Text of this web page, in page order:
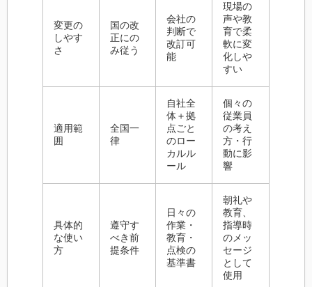
変更の
しやす
さ
国の改
正にの
み従う
会社の
判断で
改訂可
能
現場の
声や教
育で柔
軟に変
化しや
すい
適用範
囲
全国一
律
自社全
体＋拠
点ごと
のロー
カルル
ール
個々の
従業員
の考え
方・行
動に影
響
具体的
な使い
方
遵守す
べき前
提条件
日々の
作業・
教育・
点検の
基準書
朝礼や
教育、
指導時
のメッ
セージ
として
使用